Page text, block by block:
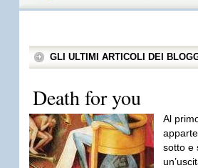
GLI ULTIMI ARTICOLI DEI
Death for you
Al
sotto e